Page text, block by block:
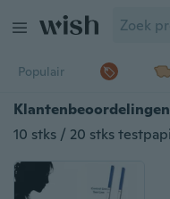
Populair
Klantenbeoordelingen